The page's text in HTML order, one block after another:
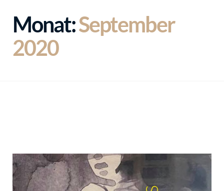
Monat:September
2020